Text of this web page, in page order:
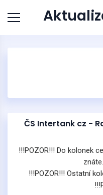
ČS Intertank cz -
!!!POZOR!!! Do kolonek
!!!POZOR!!! Ostatní